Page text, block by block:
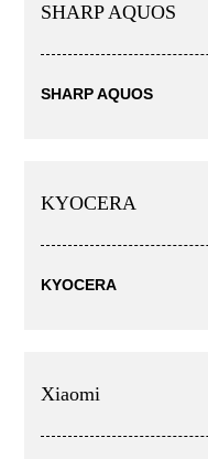
SHARP AQUOS
SHARP AQUOS
KYOCERA
KYOCERA
Xiaomi